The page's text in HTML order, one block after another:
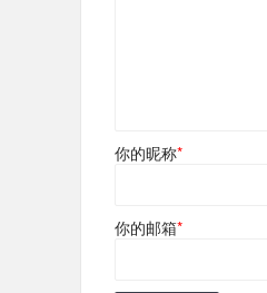
你的昵称*
你的邮箱*